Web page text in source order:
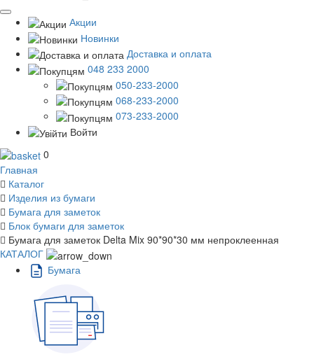
Акции
Новинки
Доставка и оплата
048 233 2000
050-233-2000
068-233-2000
073-233-2000
Войти
0
Главная
Каталог
Изделия из бумаги
Бумага для заметок
Блок бумаги для заметок
Бумага для заметок Delta Mix 90*90*30 мм непроклеенная
КАТАЛОГ
Бумага